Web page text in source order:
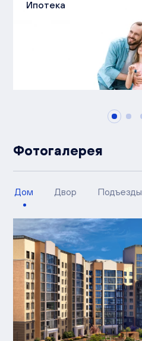
Ипотека
Фотогалерея
Дом Двор Подъезды